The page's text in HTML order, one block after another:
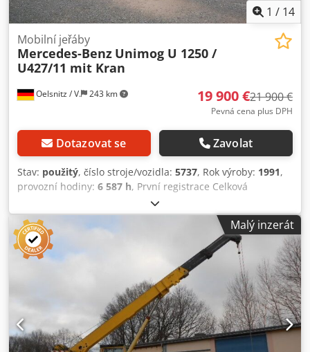
1 / 14
Oelsnitz / V. 243 km
Mobilní jeřáby
Mercedes-Benz Unimog U 1250 /
U427/11 mit Kran
19 900 €21 900 €
Pevná cena plus DPH
Dotazovat se Zavolat
Stav: použitý, číslo stroje/vozidla: 5737, Rok výroby: 1991,
provozní hodiny: 6 587 h, První registrace Celková
hmotnost: 7 490 kg Dsdpozru Ecjfx Ai Nekr Pohon: Diesel
4x4 Pohon zajišťuje šestiválcový dieselový motor Mercedes
o výkonu 92 kW / 125 k, objem 5 957 cm³ 16stupňová
manuální převodovka Kabina řidiče se 3 sedadly Rozměr
pneumatik: 365/80 R 20, vzorek 14–16 mm, rozvor 3 300
mm Celkové rozměry (D x Š x V): 5 500 x 2 265 x 3 400 mm
Provozní hmotnost 6 960 kg Zatížení nápravy vpředu 4 400
kg, vzadu 4 400 kg ABS, rádio, uzávěrka diferenciálu,
posilovač řízení, zakládací klíny Jeřáb HIAB 050 s dálkovým
ovládáním kabelem Třístranný sklápěč nefunkční kvůli
omezení nosnosti, ložná plocha 230 x 210 x 45 cm Ocelové
Malý inzerát